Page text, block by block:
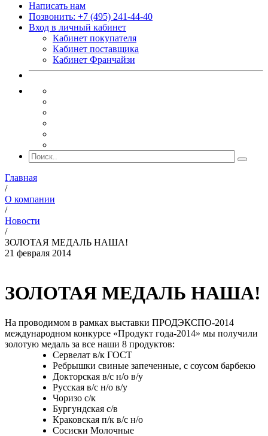
Написать нам
Позвонить: +7 (495) 241-44-40
Вход в личный кабинет
Кабинет покупателя
Кабинет поставщика
Кабинет Франчайзи
Главная
/
О компании
/
Новости
/
ЗОЛОТАЯ МЕДАЛЬ НАША!
21 февраля 2014
ЗОЛОТАЯ МЕДАЛЬ НАША!
На проводимом в рамках выставки ПРОДЭКСПО-2014
международном конкурсе «Продукт года-2014» мы получили
золотую медаль за все наши 8 продуктов:
Сервелат в/к ГОСТ
Ребрышки свиные запеченные, с соусом барбекю
Докторская в/с н/о в/у
Русская в/с н/о в/у
Чоризо с/к
Бургундская с/в
Краковская п/к в/с н/о
Сосиски Молочные